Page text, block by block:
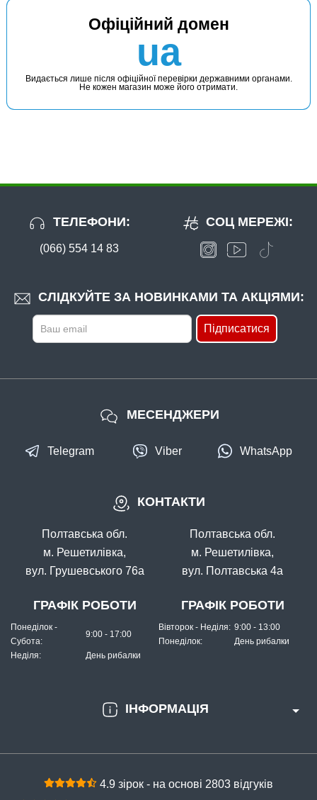
Офіційний домен
ua
Видається лише після офіційної перевірки державними органами.
Не кожен магазин може його отримати.
ТЕЛЕФОНИ:
(066) 554 14 83
СЛІДКУЙТЕ ЗА НОВИНКАМИ ТА АКЦІЯМИ:
Підписатися
СОЦ МЕРЕЖІ:
ІНФОРМАЦІЯ
КОНТАКТИ
Полтавська обл.
м. Решетилівка,
вул. Грушевського 76а
ГРАФІК РОБОТИ
Понеділок -
Субота:
9:00 - 17:00
Неділя: День рибалки
Полтавська обл.
м. Решетилівка,
вул. Полтавська 4а
ГРАФІК РОБОТИ
Вівторок - Неділя: 9:00 - 13:00
Понеділок:
День рибалки
МЕСЕНДЖЕРИ
Telegram Viber WhatsApp
4.9 зірок - на основі 2803 відгуків